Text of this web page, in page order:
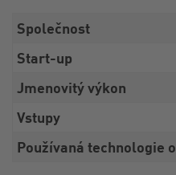
Společnost
Start-up
Jmenovitý výkon
Vstupy
Používaná technologie